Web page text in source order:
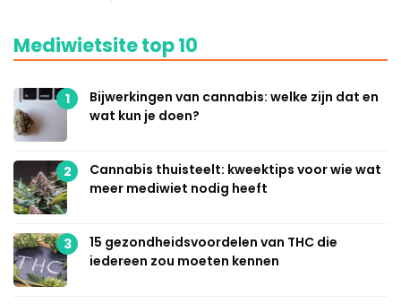
Mediwietsite top 10
1
Bijwerkingen van cannabis: welke zijn dat en
wat kun je doen?
2
Cannabis thuisteelt: kweektips voor wie wat
meer mediwiet nodig heeft
3
15 gezondheidsvoordelen van THC die
iedereen zou moeten kennen